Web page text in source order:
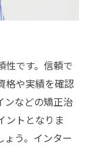
性です。信頼で
格や実績を確認
ンなどの矯正治
ントとなりま
ょう。インター